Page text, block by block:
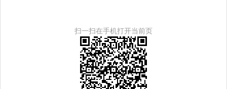
扫一扫在手机打开当前页